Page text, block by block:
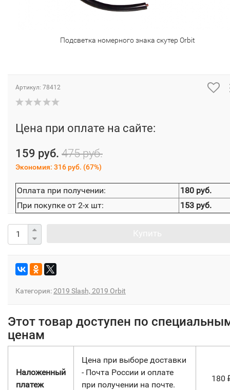
Подсветка номерного знака скутер Orbit
Артикул: 78412
Цена при оплате на сайте:
159 руб. 475 руб.
Экономия: 316 руб. (67%)
Оплата при получении:
180 руб.
При покупке от 2-х шт:
153 руб.
Категория:2019 Slash, 2019 Orbit
Этот товар доступен по
ценам
Наложенный
платеж
Цена при выборе доставки
- Почта России и оплате
при получении на почте.
180